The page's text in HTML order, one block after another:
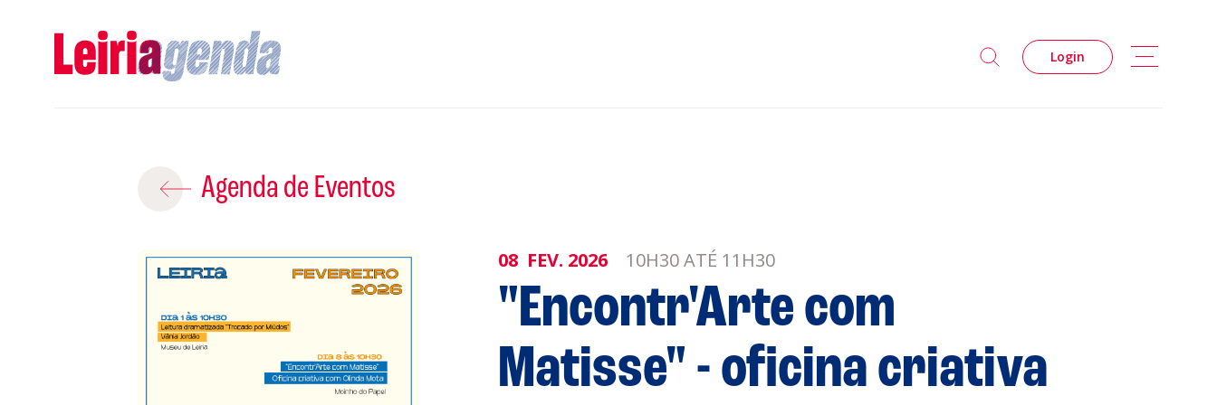
Login
Agenda
Informações
Política de Privacidade
Política de Cookies
Agenda de Eventos
08 FEV. 2026 10H30 ATÉ 11H30
"Encontr'Arte com
Matisse" - oficina criativa
ROTEIROS EXISTENTES
CRIAR NOVO
Gravar